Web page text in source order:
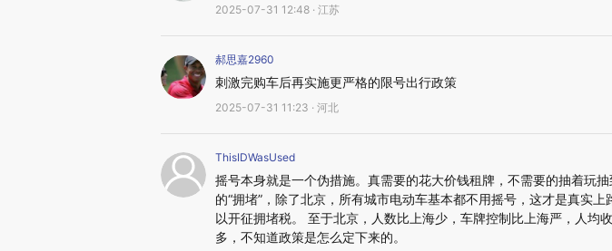
2025-07-31 12:48 · 江苏
郝思嘉2960
刺激完购车后再实施更严格的限号出行政策
2025-07-31 11:23 · 河北
ThisIDWasUsed
摇号本身就是一个伪措施。真需要的花大价钱租牌，不需要的抽着玩
的“拥堵”，除了北京，所有城市电动车基本都不用摇号，这才是真实
以开征拥堵税。 至于北京，人数比上海少，车牌控制比上海严，人均
多，不知道政策是怎么定下来的。